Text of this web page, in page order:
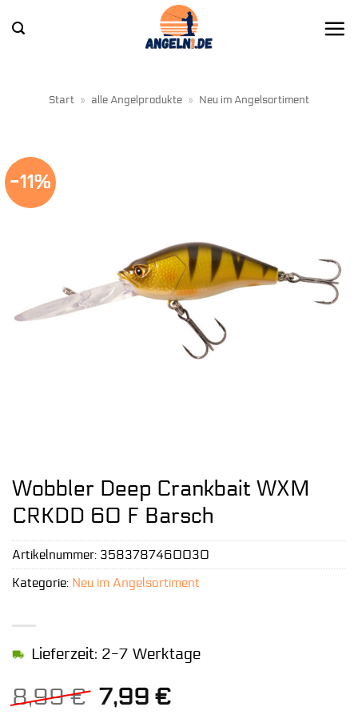
Inhalt
Start » alle Angelprodukte » Neu im Angelsortiment
-11%
Wobbler Deep Crankbait WXM
CRKDD 60 F Barsch
8,99€ Ursprünglicher
7,99 €Aktueller
Lieferzeit: 2-7 Werktage
Artikelnummer: 3583787460030
Kategorie: Neu im Angelsortiment